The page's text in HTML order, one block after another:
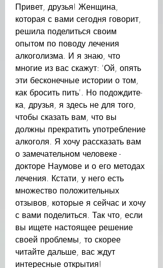
Привет, друзья! Женщина,
которая с вами сегодня говорит,
решила поделиться своим
опытом по поводу лечения
алкоголизма. И я знаю, что
многие из вас скажут: 'Ой, опять
эти бесконечные истории о том,
как бросить пить'. Но подождите-
ка, друзья, я здесь не для того,
чтобы сказать вам, что вы
должны прекратить употребление
алкоголя. Я хочу рассказать вам
о замечательном человеке -
докторе Наумове и о его методах
лечения. Кстати, у него есть
множество положительных
отзывов, которые я сейчас и хочу
с вами поделиться. Так что, если
вы ищете настоящее решение
своей проблемы, то скорее
читайте дальше, вас ждут
интересные открытия!